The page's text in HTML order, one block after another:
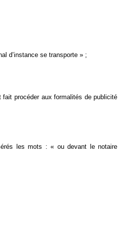
d’instance se transporte » ;
procéder aux formalités de publicité
les mots : « ou devant le notaire